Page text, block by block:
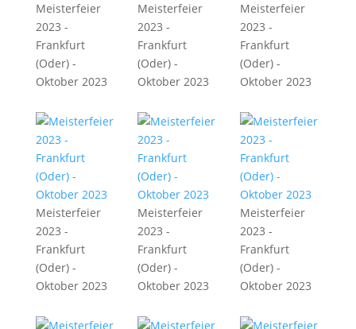
Meisterfeier
2023 -
Frankfurt
(Oder) -
Oktober 2023
Meisterfeier
2023 -
Frankfurt
(Oder) -
Oktober 2023
Meisterfeier
2023 -
Frankfurt
(Oder) -
Oktober 2023
Meisterfeier
2023 -
Frankfurt
(Oder) -
Oktober 2023
Meisterfeier
2023 -
Frankfurt
(Oder) -
Oktober 2023
Meisterfeier
2023 -
Frankfurt
(Oder) -
Oktober 2023